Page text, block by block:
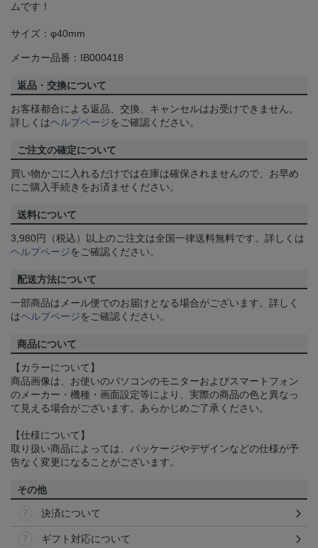
ムです！
サイズ：φ40mm
メーカー品番：IB000418
返品・交換について
お客様都合による返品、交換、キャンセルはお受けできません。
詳しくはヘルプページをご確認ください。
ご注文の確定について
買い物かごに入れるだけでは在庫は確保されませんので、お早め
にご購入手続きをお済ませください。
送料について
3,980円（税込）以上のご注文は全国一律送料無料です。詳しくは
ヘルプページをご確認ください。
配送方法について
一部商品はメール便でのお届けとなる場合がございます。詳しく
はヘルプページをご確認ください。
商品について
【カラーについて】
商品画像は、お使いのパソコンのモニターおよびスマートフォン
のメーカー・機種・画面設定等により、実際の商品の色と異なっ
て見える場合がございます。あらかじめご了承ください。
【仕様について】
取り扱い商品によっては、パッケージやデザインなどの仕様が予
告なく変更になることがございます。
その他
決済について
ギフト対応について